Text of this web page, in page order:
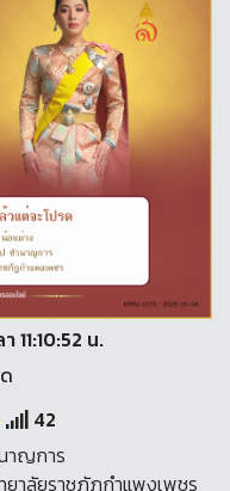
11:10:52 น.
42
าญการ
าลัยราชภัฏกำแพงเพชร